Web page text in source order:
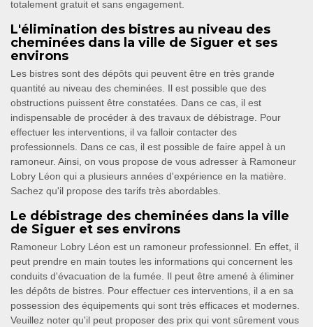
totalement gratuit et sans engagement.
L'élimination des bistres au niveau des
cheminées dans la ville de Siguer et ses
environs
Les bistres sont des dépôts qui peuvent être en très grande
quantité au niveau des cheminées. Il est possible que des
obstructions puissent être constatées. Dans ce cas, il est
indispensable de procéder à des travaux de débistrage. Pour
effectuer les interventions, il va falloir contacter des
professionnels. Dans ce cas, il est possible de faire appel à un
ramoneur. Ainsi, on vous propose de vous adresser à Ramoneur
Lobry Léon qui a plusieurs années d'expérience en la matière.
Sachez qu'il propose des tarifs très abordables.
Le débistrage des cheminées dans la ville
de Siguer et ses environs
Ramoneur Lobry Léon est un ramoneur professionnel. En effet, il
peut prendre en main toutes les informations qui concernent les
conduits d'évacuation de la fumée. Il peut être amené à éliminer
les dépôts de bistres. Pour effectuer ces interventions, il a en sa
possession des équipements qui sont très efficaces et modernes.
Veuillez noter qu'il peut proposer des prix qui vont sûrement vous